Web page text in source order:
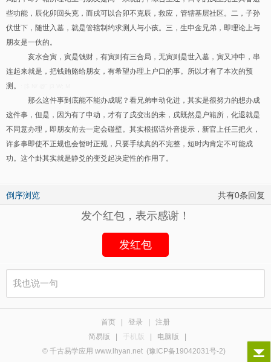
些功能，辰化卯回头克，而戌可以合卯不克辰，救应，管辖基层社区。二，子孙
伏世下，随世入墓，就是管辖制约求测人与小孩。三，生申金兄弟，即理论上与
朋友是一伙的。
亥水合寅，寅是钱财，有寅则有三合局，无寅则是世入墓，寅又冲申，串
连起来就是，把钱贿赂给朋友，有希望办理上户口的事。所以才有了本次的预
测。
那么这件事到底能不能办成呢？看兄弟申动化进，其实是很努力的想办成
这件事，但是，因为有了申动，才有了戌变出的未，戌既然是户籍所，化退就是
不同意办理，即朋友前去一定会碰壁。其实根据话外音提示，新官上任三把火，
许多事即使不正规也会暂时正规，只要手续真的不完整，短时内肯定不可能成
功。这个卦其实就是静爻的变爻起决定性的作用了。
倒序浏览 共有0条回复
发个红包，表示感谢！
发红包
首页 登录
注册
简易版
手机版 电脑版
© 千古易学应用 www.lhyan.net (豫ICP备19042031号-2)